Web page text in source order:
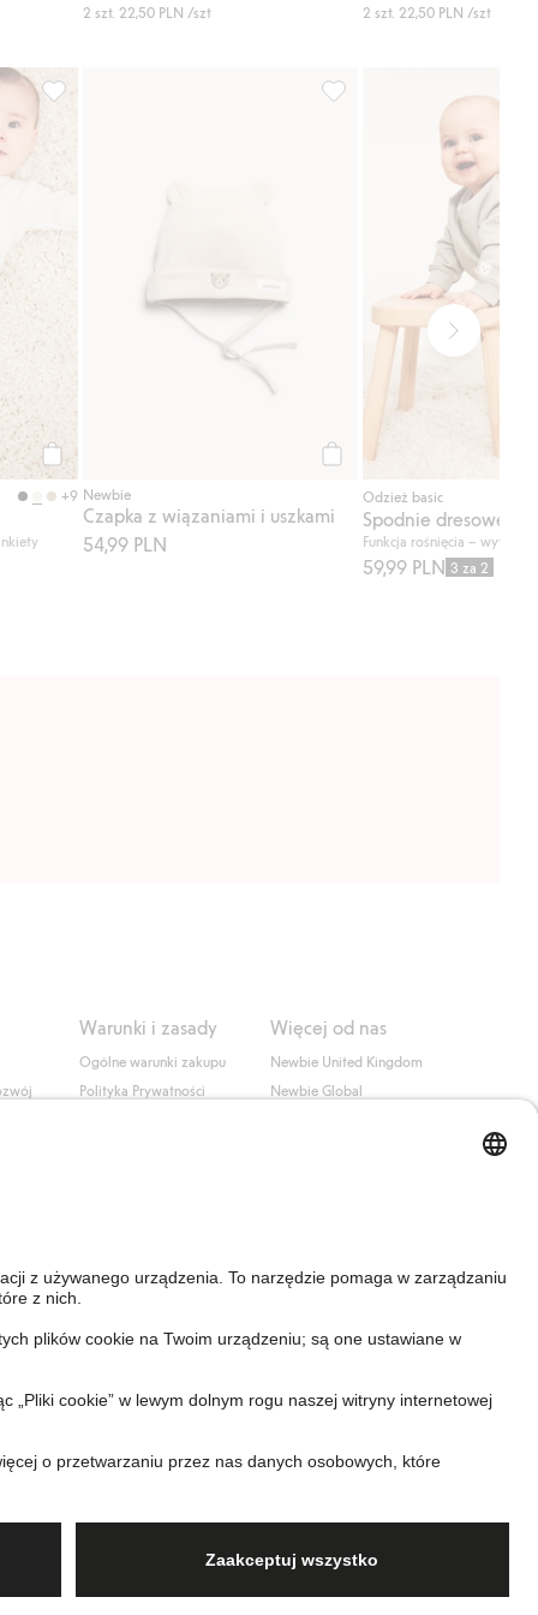
2 szt. 22,50 PLN /szt 2 szt. 22,50 PLN /szt
Dodaj do listy ulubione
Kup
+9 Newbie
Czapka z wiązaniami i uszkami
54,99 PLN
Czapka z wiązaniami i
Odzież basic
Funkcja rośnięcia –
59,99 PLN 3 za 2
Warunki i zasady
Ogólne warunki zakupu
Polityka Prywatności
Więcej od nas
Newbie United Kingdom
Newbie Global